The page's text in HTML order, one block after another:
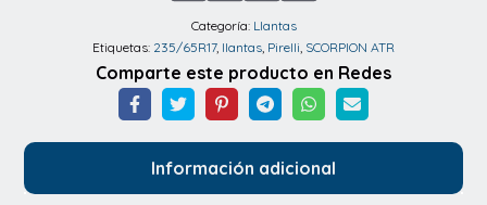
235/65R17
108H
XL
cantidad
Categoría: Llantas
Etiquetas: 235/65R17, llantas, Pirelli, SCORPION ATR
Comparte este producto en Redes
Información adicional